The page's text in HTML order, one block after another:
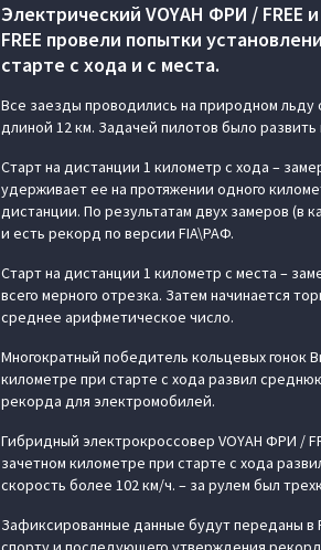
Электрический VOYAH ФРИ / FREE
FREE провели попытки
старте с хода и с места.
Все заезды проводились на природном
длиной 12 км. Задачей пилотов было
Старт на дистанции 1 километр с хода –
удерживает ее на протяжении одного
дистанции. По результатам двух замеров (в
и есть рекорд по версии FIA\РАФ.
Старт на дистанции 1 километр с места –
всего мерного отрезка. Затем начинается
среднее арифметическое число.
Многократный победитель кольцевых гонок
километре при старте с хода развил
рекорда для электромобилей.
Гибридный электрокроссовер VOYAH ФРИ /
зачетном километре при старте с хода
скорость более 102 км/ч. – за рулем был
Зафиксированные данные будут переданы